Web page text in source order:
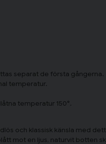
separat de första gångerna.
temperatur.
temperatur 150°.
och klassisk känsla med
mot en ljus, naturvit botten